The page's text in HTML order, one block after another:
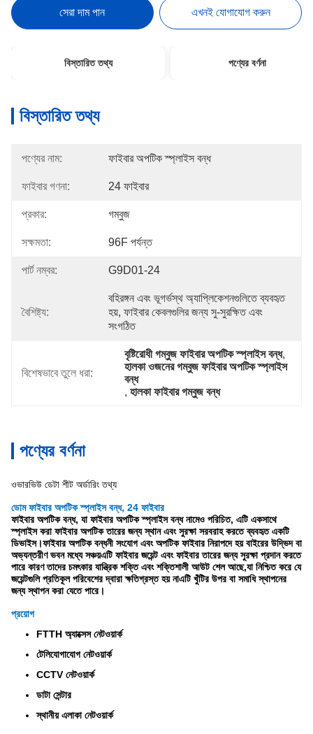
সেরা দাম পান এখনই যোগাযোগ করুন
বিস্তারিত তথ্য পণ্যের বর্ণনা
বিস্তারিত তথ্য
পণ্যের নাম: ফাইবার অপটিক স্প্লাইস বন্ধ
ফাইবার গণনা: 24 ফাইবার
প্রকার: গম্বুজ
সক্ষমতা: 96F পর্যন্ত
পার্ট নম্বর: G9D01-24
বৈশিষ্ট্য:
বহিরঙ্গন এবং ভূগর্ভস্থ অ্যাপ্লিকেশনগুলিতে ব্যবহৃত
হয়, ফাইবার কেবলগুলির জন্য সু-সুরক্ষিত এবং
সংগঠিত
বিশেষভাবে তুলে ধরা:
বৃষ্টিরোধী গম্বুজ ফাইবার অপটিক স্প্লাইস বন্ধ,
হালকা ওজনের গম্বুজ ফাইবার অপটিক স্প্লাইস
বন্ধ
, হালকা ফাইবার গম্বুজ বন্ধ
পণ্যের বর্ণনা
ওভারভিউ ডেটা শীট অর্ডারিং তথ্য
ডোম ফাইবার অপটিক স্প্লাইস বন্ধ, 24 ফাইবার
ফাইবার অপটিক বন্ধ, যা ফাইবার অপটিক স্প্লাইস বন্ধ নামেও পরিচিত, এটি একসাথে
স্প্লাইস করা ফাইবার অপটিক তারের জন্য স্থান এবং সুরক্ষা সরবরাহ করতে ব্যবহৃত একটি
ডিভাইস।ফাইবার অপটিক বন্ধনী সংযোগ এবং অপটিক ফাইবার নিরাপদে হয় বাইরের উদ্ভিদ বা
অভ্যন্তরীণ ভবন মধ্যে সঞ্চয়এটি ফাইবার জয়েন্ট এবং ফাইবার তারের জন্য সুরক্ষা প্রদান করতে
পারে কারণ তাদের চমৎকার যান্ত্রিক শক্তি এবং শক্তিশালী আউট শেল আছে,যা নিশ্চিত করে যে
জয়েন্টগুলি প্রতিকূল পরিবেশের দ্বারা ক্ষতিগ্রস্ত হয় নাএটি খুঁটির উপর বা সমাধি স্থাপনের
জন্য স্থাপন করা যেতে পারে।
প্রয়োগ
FTTH অ্যাক্সেস নেটওয়ার্ক
টেলিযোগাযোগ নেটওয়ার্ক
CCTV নেটওয়ার্ক
ডাটা সেন্টার
স্থানীয় এলাকা নেটওয়ার্ক